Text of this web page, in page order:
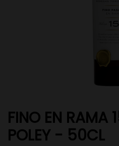
FINO EN RAMA
POLEY - 50CL